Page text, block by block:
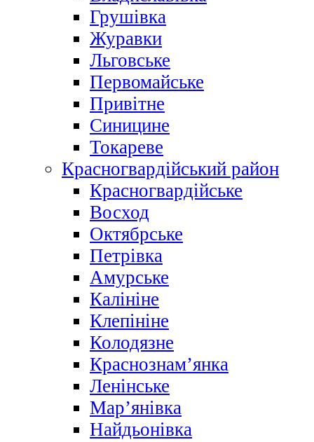
Грушівка
Журавки
Льговське
Первомайське
Привітне
Синицине
Токареве
Красногвардійський район
Красногвардійське
Восход
Октябрське
Петрівка
Амурське
Калініне
Клепініне
Колодязне
Краснознам’янка
Ленінське
Мар’янівка
Найдьонівка